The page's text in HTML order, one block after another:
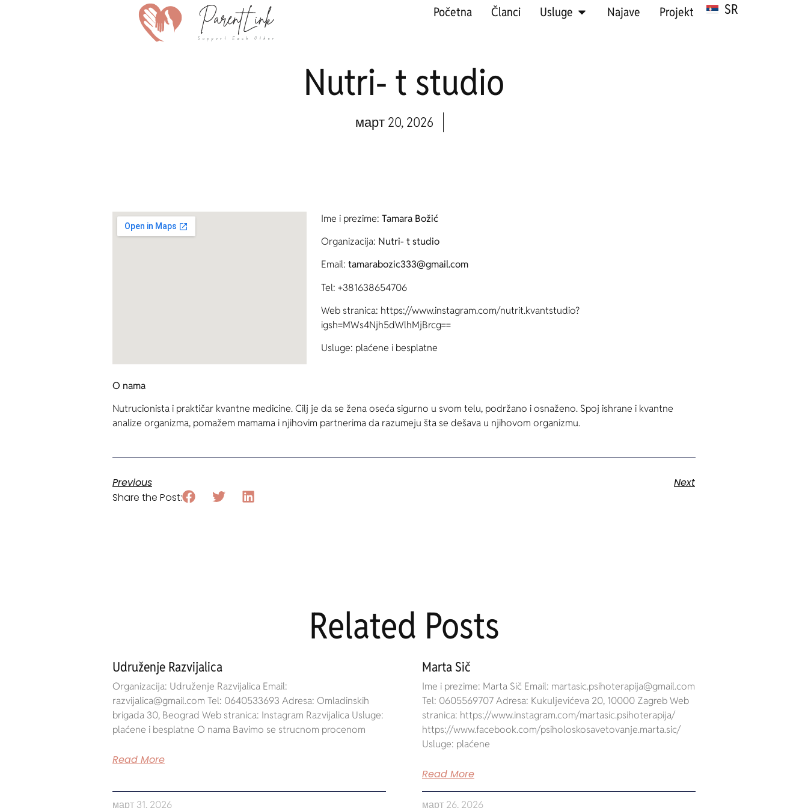
Početna Članci Usluge Najave Projekt SR
HR
Nutri- t studio
март 20, 2026
Ime i prezime:Tamara Božić
Organizacija: Nutri- t studio
Email:tamarabozic333@gmail.com
Tel: +381638654706
Web stranica: https://www.instagram.com/nutrit.kvantstudio?
igsh=MWs4Njh5dWlhMjBrcg==
Usluge: plaćene i besplatne
O nama
Nutrucionista i praktičar kvantne medicine. Cilj je da se žena oseća sigurno u svom telu, podržano i osnaženo. Spoj ishrane i kvantne
analize organizma, pomažem mamama i njihovim partnerima da razumeju šta se dešava u njihovom organizmu.
Previous
Next
Share the Post:
Related Posts
Udruženje Razvijalica
Organizacija: Udruženje Razvijalica Email:
razvijalica@gmail.com Tel: 0640533693 Adresa: Omladinskih
brigada 30, Beograd Web stranica: Instagram Razvijalica Usluge:
plaćene i besplatne O nama Bavimo se strucnom procenom
Read More
март 31, 2026
Marta Sič
Ime i prezime: Marta Sič Email: martasic.psihoterapija@gmail.com
Tel: 0605569707 Adresa: Kukuljevićeva 20, 10000 Zagreb Web
stranica: https://www.instagram.com/martasic.psihoterapija/
https://www.facebook.com/psiholoskosavetovanje.marta.sic/
Usluge: plaćene
Read More
март 26, 2026